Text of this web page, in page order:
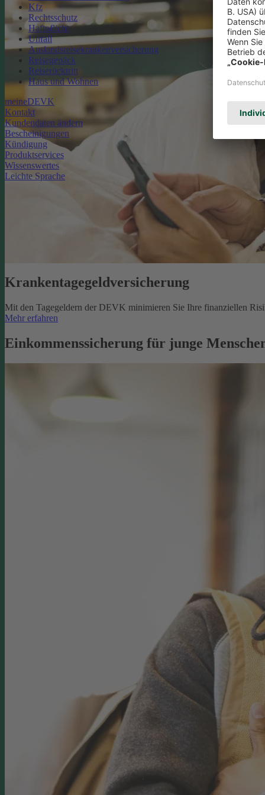
Kfz
Rechtsschutz
Haftpflicht
Unfall
Auslandsreisekrankenversicherung
Reisegepäck
Reiserücktritt
Haus und Wohnen
meineDEVK
Kontakt
Kundendaten ändern
Bescheinigungen
Kündigung
Produktservices
Wissenswertes
Leichte Sprache
Krankentagegeldversicherung
Mit den Tagegeldern der DEVK minimieren Sie Ihre finanziellen
Mehr erfahren
Einkommenssicherung für junge